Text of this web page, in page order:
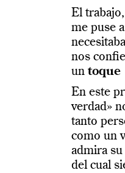
El
me puse
nos
un toque
En este
verdad»
tanto
como un
admira
del cual